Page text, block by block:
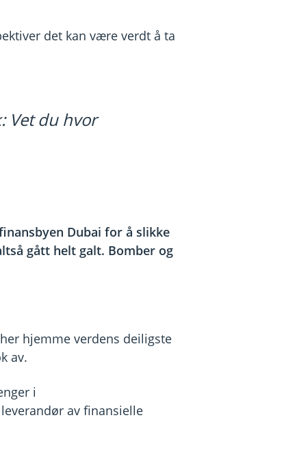
det kan være verdt å ta
Vet du hvor
Dubai for å slikke
gått helt galt. Bomber og
hjemme verdens deiligste
av.
i
av finansielle